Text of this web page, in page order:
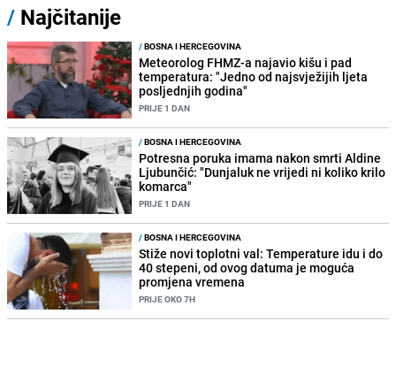
/ Najčitanije
/BOSNA I HERCEGOVINA
Meteorolog FHMZ-a najavio kišu i pad
temperatura: "Jedno od najsvježijih ljeta
posljednjih godina"
PRIJE 1 DAN
/BOSNA I HERCEGOVINA
Potresna poruka imama nakon smrti Aldine
Ljubunčić: "Dunjaluk ne vrijedi ni koliko krilo
komarca"
PRIJE 1 DAN
/BOSNA I HERCEGOVINA
Stiže novi toplotni val: Temperature idu i do
40 stepeni, od ovog datuma je moguća
promjena vremena
PRIJE OKO 7H